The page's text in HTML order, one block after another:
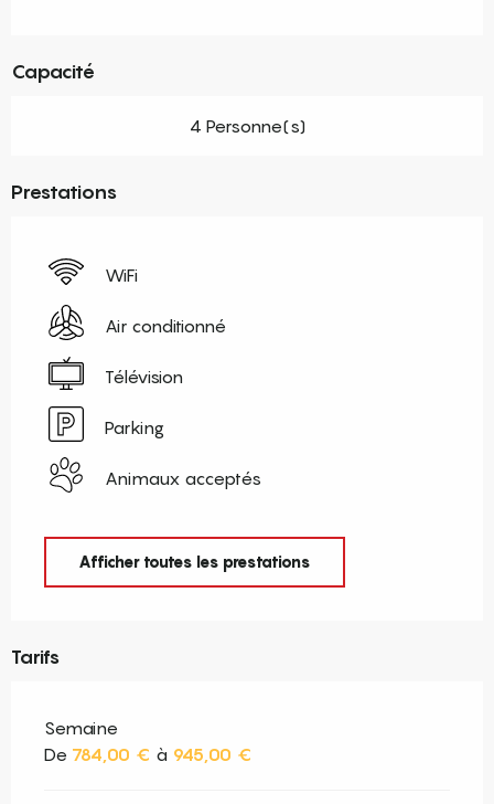
Capacité
4 Personne(s)
Prestations
WiFi
Air conditionné
Télévision
Parking
Animaux acceptés
Afficher toutes les prestations
Tarifs
Semaine
De 784,00 € à 945,00 €